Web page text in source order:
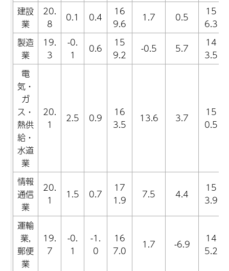
建設
業
20.
8
0.1 0.4
16
9.6
1.7 0.5
15
6.3
製造
業
19.
3
-0.
1
0.6
15
9.2
-0.5 5.7
14
3.5
電
気・
ガ
ス・
熱供
給・
水道
業
20.
1
2.5 0.9
16
3.5
13.6 3.7
15
0.5
情報
通信
業
20.
1
1.5 0.7
17
1.9
7.5 4.4
15
3.9
運輸
業,
郵便
業
19.
7
-0.
1
-1.
0
16
7.0
1.7 -6.9
14
5.2